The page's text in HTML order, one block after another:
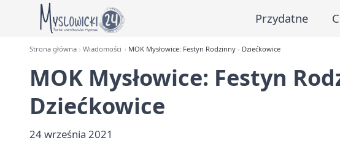
Przydatne
Strona główna Wiadomości MOK Mysłowice: Festyn Rodzinny - Dziećkowice
MOK Mysłowice: Festyn
Dziećkowice
24 września 2021